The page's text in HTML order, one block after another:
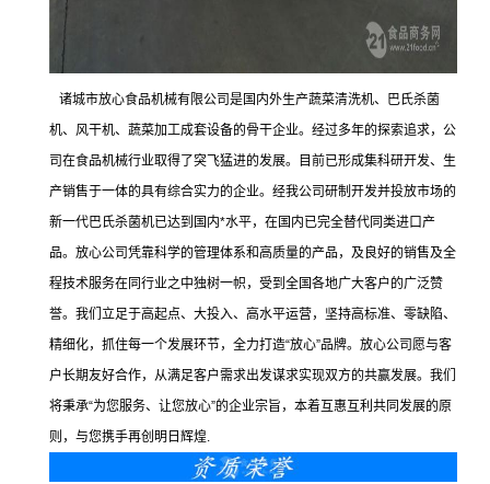
诸城市放心食品机械有限公司是国内外生产蔬菜清洗机、巴氏杀菌
机、风干机、蔬菜加工成套设备的骨干企业。经过多年的探索追求，公
司在食品机械行业取得了突飞猛进的发展。目前已形成集科研开发、生
产销售于一体的具有综合实力的企业。经我公司研制 开发并投放市场的
新一代巴氏杀菌机已达到国内*水平，在国内已完全替代同类进口产
品。放心公司凭靠科学的管理体系和高质量的产品，及良好的销售及全
程技术服务在同行业之中独树一帜，受到全国各地广大客户的广泛赞
誉。我们立足于高起点、大投入、高水平运营，坚持高标准、零缺陷、
精细化，抓住每一个发展环节，全力打造“放心”品牌。放心公司愿与客
户长期友好合作，从满足客户需求出发谋求实现双方的共赢发展。我们
将秉承“为您服务、让您放心”的企业宗旨，本着互惠互利共同发展的原
则，与您携手再创明日辉煌.